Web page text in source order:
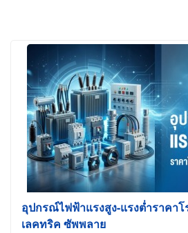
อุปกรณ์ไฟฟ้าแรงสูง-แรงต่ำราคาโ
เลคทริค ซัพพลาย